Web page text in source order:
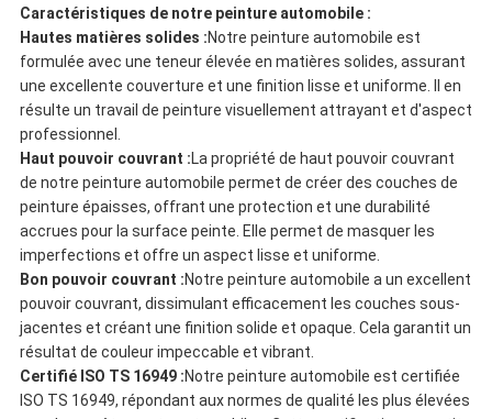
Caractéristiques de notre peinture automobile :
Hautes matières solides :Notre peinture automobile est
formulée avec une teneur élevée en matières solides, assurant
une excellente couverture et une finition lisse et uniforme. Il en
résulte un travail de peinture visuellement attrayant et d'aspect
professionnel.
Haut pouvoir couvrant :La propriété de haut pouvoir couvrant
de notre peinture automobile permet de créer des couches de
peinture épaisses, offrant une protection et une durabilité
accrues pour la surface peinte. Elle permet de masquer les
imperfections et offre un aspect lisse et uniforme.
Bon pouvoir couvrant :Notre peinture automobile a un excellent
pouvoir couvrant, dissimulant efficacement les couches sous-
jacentes et créant une finition solide et opaque. Cela garantit un
résultat de couleur impeccable et vibrant.
Certifié ISO TS 16949 :Notre peinture automobile est certifiée
ISO TS 16949, répondant aux normes de qualité les plus élevées